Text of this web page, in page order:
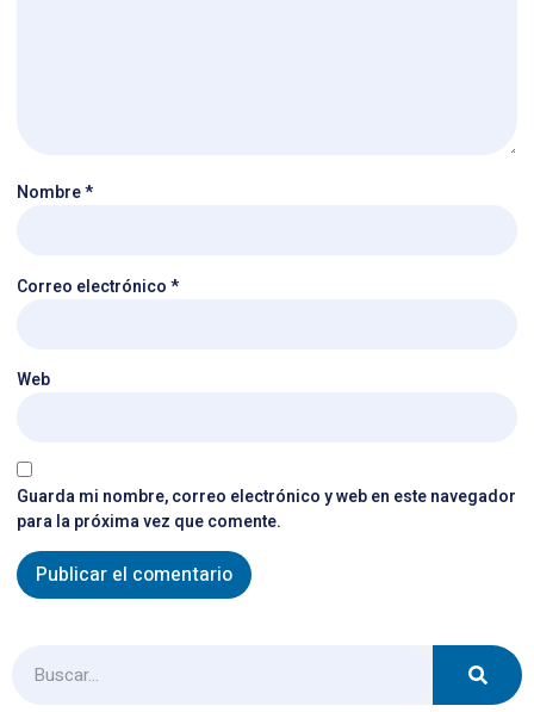
Nombre*
Correo electrónico*
Web
Guarda mi nombre, correo electrónico y web en este navegador
para la próxima vez que comente.